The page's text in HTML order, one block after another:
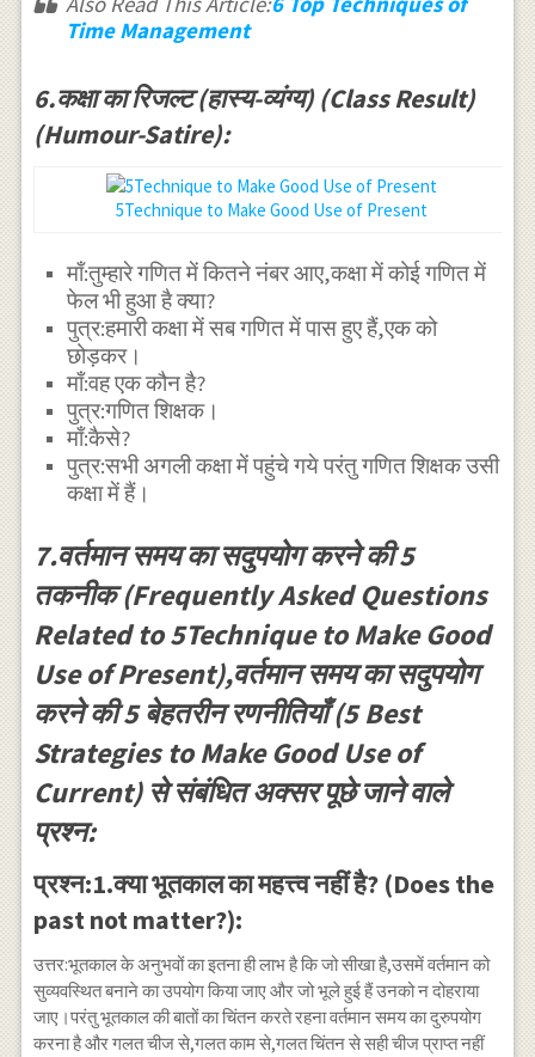
Time Management
6.कक्षा का रिजल्ट (हास्य-व्यंग्य) (Class Result)
(Humour-Satire):
5Technique to Make Good Use of Present
माँ:तुम्हारे गणित में कितने नंबर आए,कक्षा में कोई गणित में
फेल भी हुआ है क्या?
पुत्र:हमारी कक्षा में सब गणित में पास हुए हैं,एक को
छोड़कर।
माँ:वह एक कौन है?
पुत्र:गणित शिक्षक।
माँ:कैसे?
पुत्र:सभी अगली कक्षा में पहुंचे गये परंतु गणित शिक्षक उसी
कक्षा में हैं।
7.वर्तमान समय का सदुपयोग करने की 5
तकनीक (Frequently Asked Questions
Related to 5Technique to Make Good
Use of Present),वर्तमान समय का सदुपयोग
करने की 5 बेहतरीन रणनीतियाँ (5 Best
Strategies to Make Good Use of
Current) से संबंधित अक्सर पूछे जाने वाले
प्रश्न:
प्रश्न:1.क्या भूतकाल का महत्त्व नहीं है? (Does the
past not matter?):
उत्तर:भूतकाल के अनुभवों का इतना ही लाभ है कि जो सीखा है,उसमें वर्तमान को
सुव्यवस्थित बनाने का उपयोग किया जाए और जो भूले हुई हैं उनको न दोहराया
जाए।परंतु भूतकाल की बातों का चिंतन करते रहना वर्तमान समय का दुरुपयोग
करना है और गलत चीज से,गलत काम से,गलत चिंतन से सही चीज प्राप्त नहीं